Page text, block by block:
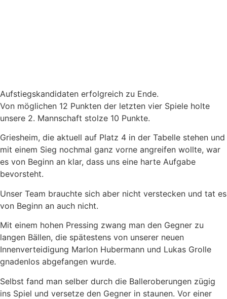
Aufstiegskandidaten erfolgreich zu Ende.
Von möglichen 12 Punkten der letzten vier Spiele holte
unsere 2. Mannschaft stolze 10 Punkte.
Griesheim, die aktuell auf Platz 4 in der Tabelle stehen und
mit einem Sieg nochmal ganz vorne angreifen wollte, war
es von Beginn an klar, dass uns eine harte Aufgabe
bevorsteht.
Unser Team brauchte sich aber nicht verstecken und tat es
von Beginn an auch nicht.
Mit einem hohen Pressing zwang man den Gegner zu
langen Bällen, die spätestens von unserer neuen
Innenverteidigung Marlon Hubermann und Lukas Grolle
gnadenlos abgefangen wurde.
Selbst fand man selber durch die Balleroberungen zügig
ins Spiel und versetze den Gegner in staunen. Vor einer